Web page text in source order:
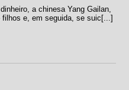
a chinesa Yang Gailan,
e, em seguida, se suic[...]